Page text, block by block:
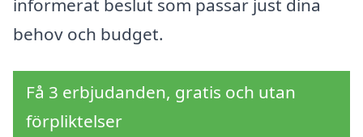
informerat beslut som passar just dina
behov och budget.
Få 3 erbjudanden, gratis och utan
förpliktelser